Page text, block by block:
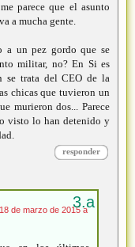
parece que el asunto
a mucha gente.
a un pez gordo que se
militar, no? En Si es
se trata del CEO de la
chicas que tuvieron un
murieron dos... Parece
visto lo han detenido y
responder
18 de marzo de 2015 a